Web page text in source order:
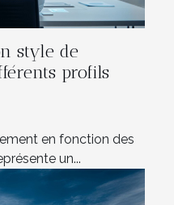
style de
profils
en fonction des
un...